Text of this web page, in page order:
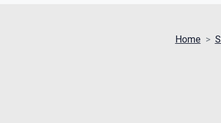
Home